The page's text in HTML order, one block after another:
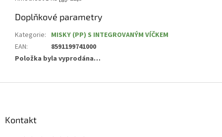
Doplňkové parametry
Kategorie: MISKY (PP) S INTEGROVANÝM VÍČKEM
EAN:
8591199741000
Položka byla vyprodána…
Kontakt